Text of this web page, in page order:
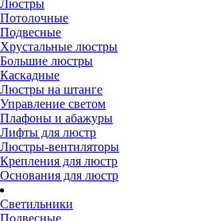
Люстры
Потолочные
Подвесные
Хрустальные люстры
Большие люстры
Каскадные
Люстры на штанге
Управление светом
Плафоны и абажуры
Лифты для люстр
Люстры-вентиляторы
Крепления для люстр
Основания для люстр
Светильники
Подвесные